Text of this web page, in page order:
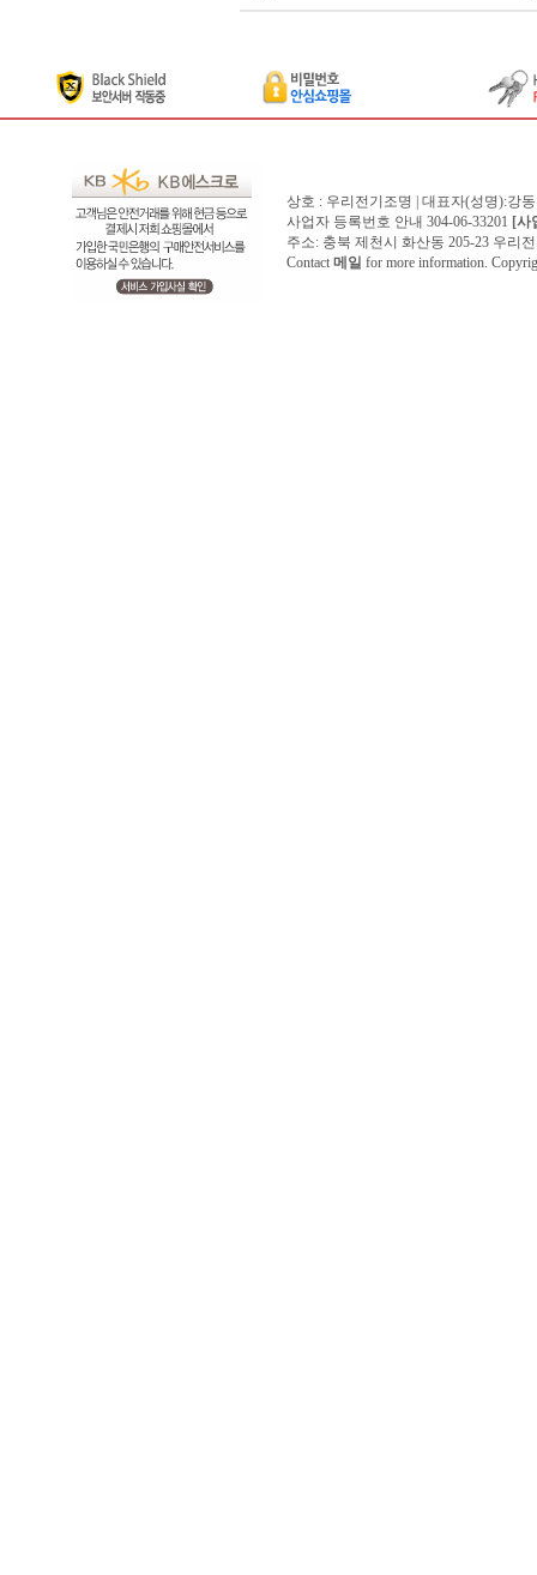
상호 : 우리전기조명 | 대표자(성명):강
사업자 등록번호 안내 304-06-33201 [사
주소: 충북 제천시 화산동 205-23 우리
Contact 메일 for more information.